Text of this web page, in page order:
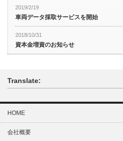
2019/2/19
車両データ採取サービスを開始
2018/10/31
資本金増資のお知らせ
Translate:
HOME
会社概要